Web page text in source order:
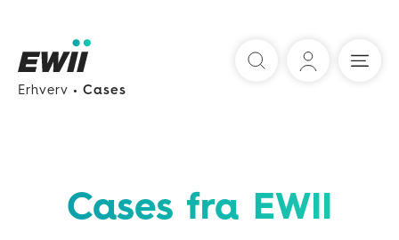
Erhverv Cases
Cases fra EWII